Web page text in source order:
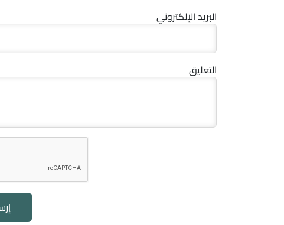
البريد الإلكتروني
التعليق